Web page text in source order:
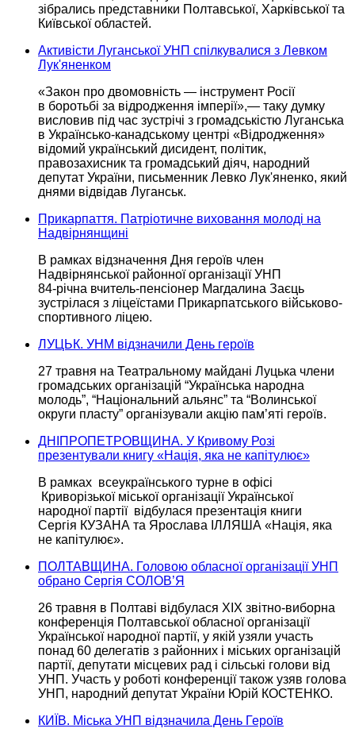
зібрались представники Полтавської, Харківської та
Київської областей.
Активісти Луганської УНП спілкувалися з Левком
Лук'яненком
«Закон про двомовність — інструмент Росії
в боротьбі за відродження імперії»,— таку думку
висловив під час зустрічі з громадськістю Луганська
в Українсько-канадському центрі «Відродження»
відомий український дисидент, політик,
правозахисник та громадський діяч, народний
депутат України, письменник Левко Лук'яненко, який
днями відвідав Луганськ.
Прикарпаття. Патріотичне виховання молоді на
Надвірнянщині
В рамках відзначення Дня героїв член
Надвірнянської районної організації УНП
84-річна вчитель-пенсіонер Магдалина Заєць
зустрілася з ліцеїстами Прикарпатського військово-
спортивного ліцею.
ЛУЦЬК. УНМ відзначили День героїв
27 травня на Театральному майдані Луцька члени
громадських організацій “Українська народна
молодь”, “Національний альянс” та “Волинської
округи пласту” організували акцію пам’яті героїв.
ДНІПРОПЕТРОВЩИНА. У Кривому Розі
презентували книгу «Нація, яка не капітулює»
В рамках всеукраїнського турне в офісі
Криворізької міської організації Української
народної партії відбулася презентація книги
Сергія КУЗАНА та Ярослава IЛЛЯША «Нація, яка
не капітулює».
ПОЛТАВЩИНА. Головою обласної організації УНП
обрано Сергія СОЛОВ’Я
26 травня в Полтаві відбулася ХІХ звітно-виборна
конференція Полтавськоїобласної організації
Української народної партії, у якій узяли участь
понад 60 делегатів з районних і міських організацій
партії, депутати місцевих рад і сільські голови від
УНП. Участь у роботі конференції також узяв голова
УНП, народний депутат України Юрій КОСТЕНКО.
КИЇВ. Міська УНП відзначила День Героїв